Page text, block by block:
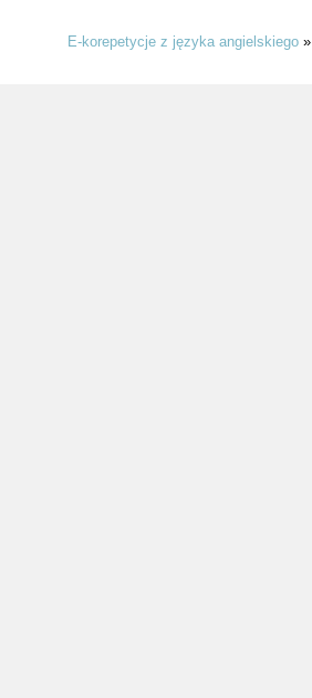
E-korepetycje z języka angielskiego »